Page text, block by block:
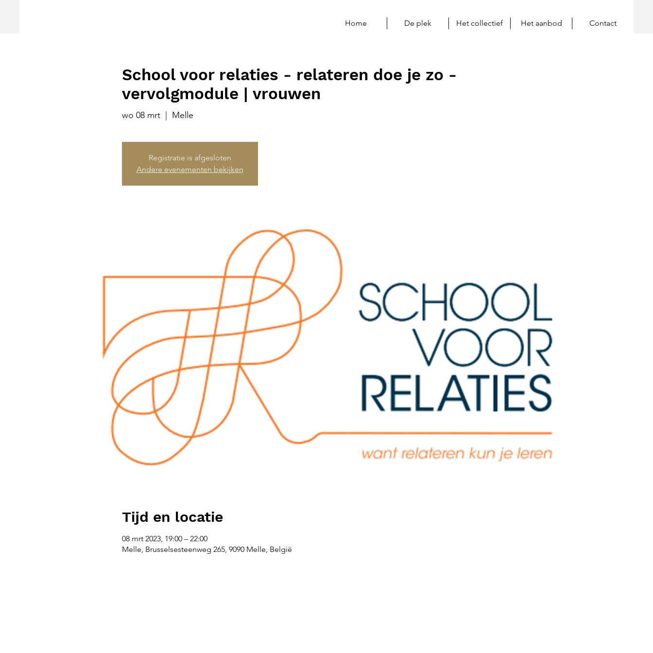
Home De plek Het collectief Het aanbod Contact
School voor relaties - relateren doe je zo -
vervolgmodule | vrouwen
wo 08 mrt
  |
Melle
Registratie is afgesloten
Andere evenementen bekijken
Tijd en locatie
08 mrt 2023, 19:00 – 22:00
Melle, Brusselsesteenweg 265, 9090 Melle, België